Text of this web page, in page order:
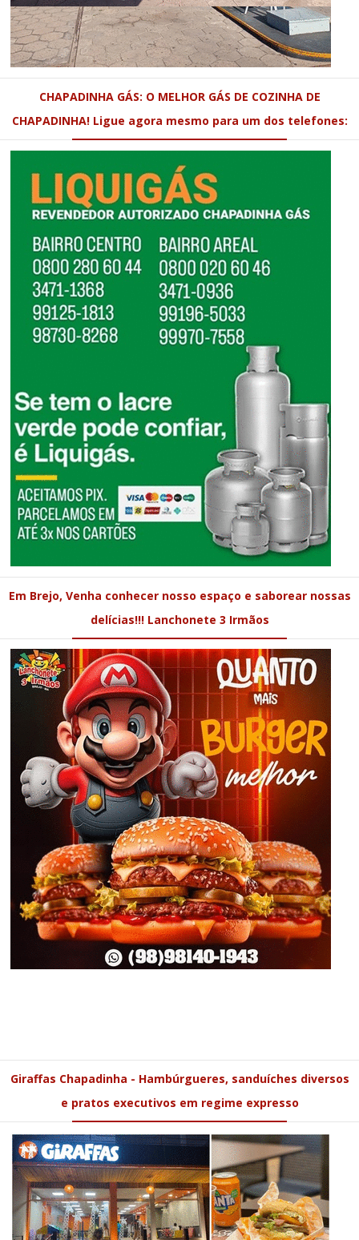
CHAPADINHA GÁS: O MELHOR GÁS DE COZINHA DE
CHAPADINHA! Ligue agora mesmo para um dos telefones:
Em Brejo, Venha conhecer nosso espaço e saborear nossas
delícias!!! Lanchonete 3 Irmãos
Giraffas Chapadinha - Hambúrgueres, sanduíches diversos
e pratos executivos em regime expresso